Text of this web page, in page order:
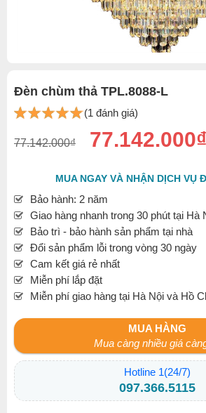
Đèn chùm thả TPL.8088-L
(1 đánh giá)
77.142.000₫ 77.142.000₫
MUA NGAY VÀ NHẬN DỊCH VỤ
Bảo hành: 2 năm
Giao hàng nhanh trong 30 phút tại Hà
Bảo trì - bảo hành sản phẩm tại nhà
Đổi sản phẩm lỗi trong vòng 30 ngày
Cam kết giá rẻ nhất
Miễn phí lắp đặt
Miễn phí giao hàng tại Hà Nội và Hồ
MUA HÀNG
Mua càng nhiều giá
Hotline 1(24/7)
097.366.5115